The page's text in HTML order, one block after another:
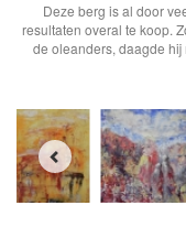
Deze berg is al door
resultaten overal te koop.
de oleanders, daagde